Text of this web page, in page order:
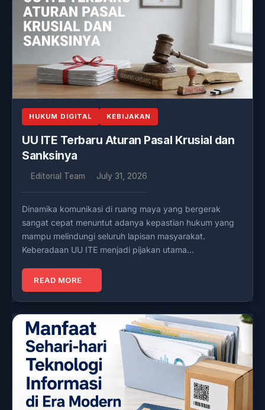
HUKUM DIGITAL KEBIJAKAN
UU ITE Terbaru Aturan Pasal Krusial dan
Sanksinya
Editorial Team July 31, 2026
Dinamika komunikasi di ruang maya yang bergerak
sangat cepat menuntut adanya kepastian hukum yang
mampu melindungi seluruh lapisan masyarakat.
Keberadaan UU ITE menjadi pijakan utama…
READ MORE